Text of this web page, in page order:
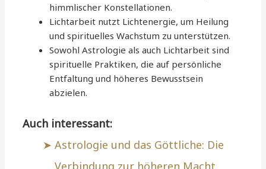
himmlischer Konstellationen.
Lichtarbeit nutzt Lichtenergie, um Heilung
und spirituelles Wachstum zu unterstützen.
Sowohl Astrologie als auch Lichtarbeit sind
spirituelle Praktiken, die auf persönliche
Entfaltung und höheres Bewusstsein
abzielen.
Auch interessant:
Astrologie und das Göttliche: Die
Verbindung zur höheren Macht